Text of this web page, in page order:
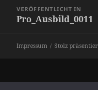
VERÖFFENTLICHT IN
Pro_Ausbild_0011
Impressum Stolz